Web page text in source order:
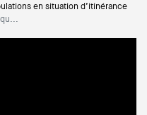
en situation d’itinérance